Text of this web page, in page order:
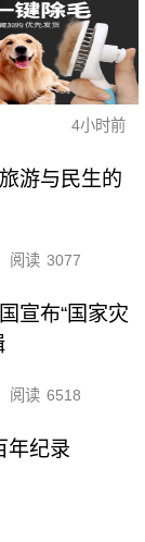
4小时前
游与民生的
阅读 3077
宣布“国家灾
阅读 6518
年纪录